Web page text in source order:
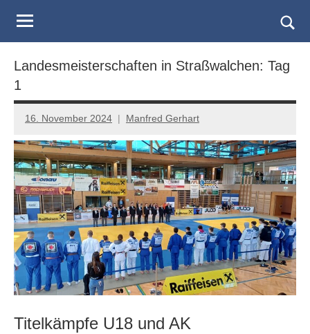
Judo
Landesverband
Salzburg
Landesmeisterschaften in Straßwalchen: Tag
1
16. November 2024 Manfred Gerhart
Titelkämpfe U18 und AK